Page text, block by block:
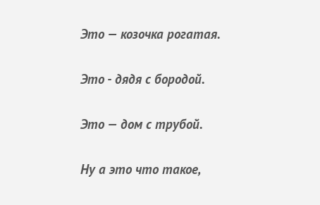
Это — козочка рогатая.
Это - дядя с бородой.
Это — дом с трубой.
Ну а это что такое,